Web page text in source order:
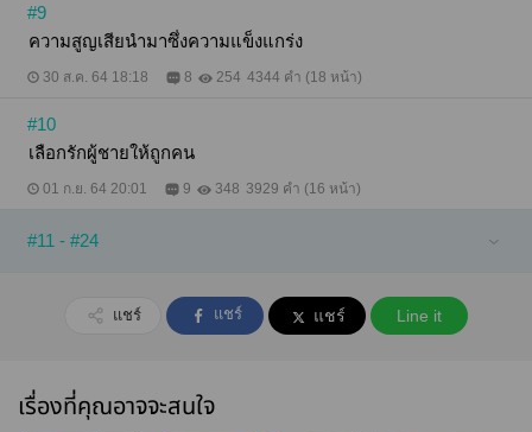
#9
ความสูญเสียนำมาซึ่งความแข็งแกร่ง
30 ส.ค. 64 18:18 8 254 4344 คำ (18 หน้า)
#10
เลือกรักผู้ชายให้ถูกคน
01 ก.ย. 64 20:01 9 348 3929 คำ (16 หน้า)
#11 - #24
แชร์ แชร์ แชร์ Line it
เรื่องที่คุณอาจจะสนใจ